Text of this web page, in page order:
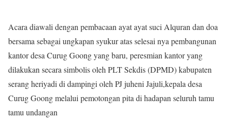
Acara diawali dengan pembacaan ayat ayat suci Alquran dan doa
bersama sebagai ungkapan syukur atas selesai nya pembangunan
kantor desa Curug Goong yang baru, peresmian kantor yang
dilakukan secara simbolis oleh PLT Sekdis (DPMD) kabupaten
serang heriyadi di dampingi oleh PJ juheni Jajuli,kepala desa
Curug Goong melalui pemotongan pita di hadapan seluruh tamu
tamu undangan